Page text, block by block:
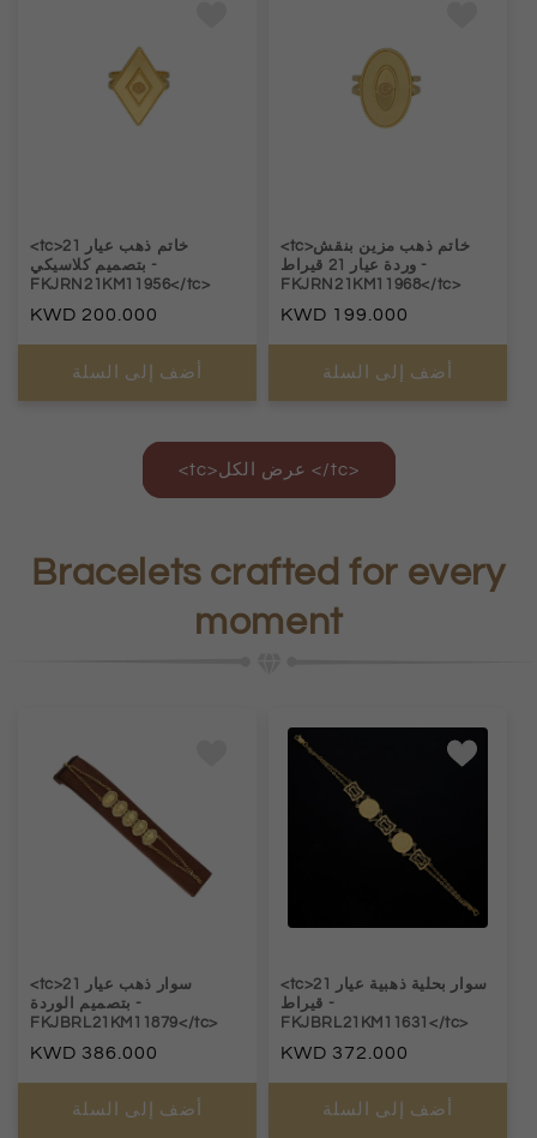
<tc>خاتم ذهب عيار 21
بتصميم كلاسيكي -
FKJRN21KM11956</tc>
السعر
العادي
200.000
أضف إلى السلة
<tc>خاتم ذهب مزين بنقش
وردة عيار 21 قيراط -
FKJRN21KM11968</tc>
السعر
العادي
199.000
أضف إلى السلة
<tc>عرض الكل </tc>
Bracelets crafted for every
moment
<tc>سوار ذهب عيار 21
بتصميم الوردة -
FKJBRL21KM11879</tc>
السعر
العادي
386.000
أضف إلى السلة
<tc>سوار بحلية ذهبية عيار 21
قيراط -
FKJBRL21KM11631</tc>
السعر
العادي
372.000
أضف إلى السلة